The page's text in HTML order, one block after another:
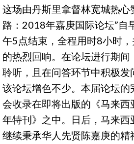
这场由丹斯里拿督林宽城热心
路：2018年嘉庚国际论坛”自
午5点结束，全程用时8小时
的热烈回响。在论坛进行期间
聆听，且在问答环节中积极发
该论坛增色不少。本届论坛的
会收录在即将出版的《马来西
年特刊》之中。日后，马来西
继续秉承华人先贤陈嘉庚的精